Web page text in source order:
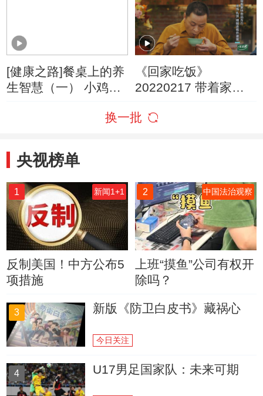
[健康之路]餐桌上的养
生智慧（一） 小鸡炖
《回家吃饭》
20220217 带着家味
饼 辣椒还有外婆菜
换一批
央视榜单
1 新闻1+1
反制美国！中方公布5
项措施
2 中国法治观察
上班“摸鱼”公司有权开
除吗？
3 新版《防卫白皮书》藏祸心
今日关注
4 U17男足国家队：未来可期